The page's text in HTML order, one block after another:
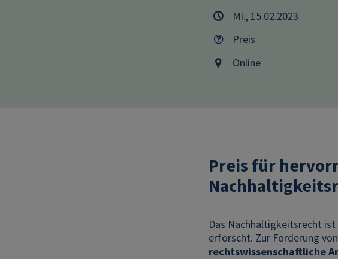
Mi., 15.02.2023
Preis
Online
Preis für
Das Nachhaltigkeitsrecht
erforscht. Zur Förderung
rechtswissenschaftliche